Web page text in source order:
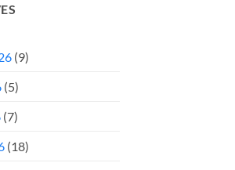
(9)
(5)
(7)
(18)